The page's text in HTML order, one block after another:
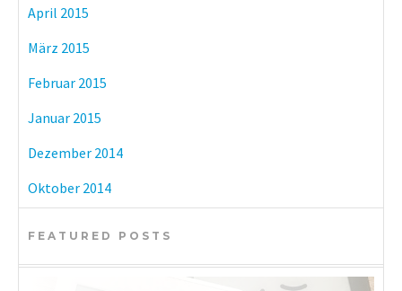
April 2015
März 2015
Februar 2015
Januar 2015
Dezember 2014
Oktober 2014
FEATURED POSTS